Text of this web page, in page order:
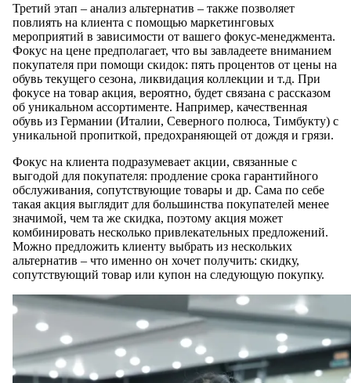
Третий этап – анализ альтернатив – также позволяет
повлиять на клиента с помощью маркетинговых
мероприятий в зависимости от вашего фокус-менеджмента.
Фокус на цене предполагает, что вы завладеете вниманием
покупателя при помощи скидок: пять процентов от цены на
обувь текущего сезона, ликвидация коллекции и т.д. При
фокусе на товар акция, вероятно, будет связана с рассказом
об уникальном ассортименте. Например, качественная
обувь из Германии (Италии, Северного полюса, Тимбукту) с
уникальной пропиткой, предохраняющей от дождя и грязи.
Фокус на клиента подразумевает акции, связанные с
выгодой для покупателя: продление срока гарантийного
обслуживания, сопутствующие товары и др. Сама по себе
такая акция выглядит для большинства покупателей менее
значимой, чем та же скидка, поэтому акция может
комбинировать несколько привлекательных предложений.
Можно предложить клиенту выбрать из нескольких
альтернатив – что именно он хочет получить: скидку,
сопутствующий товар или купон на следующую покупку.